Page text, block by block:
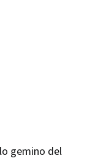
gemino del